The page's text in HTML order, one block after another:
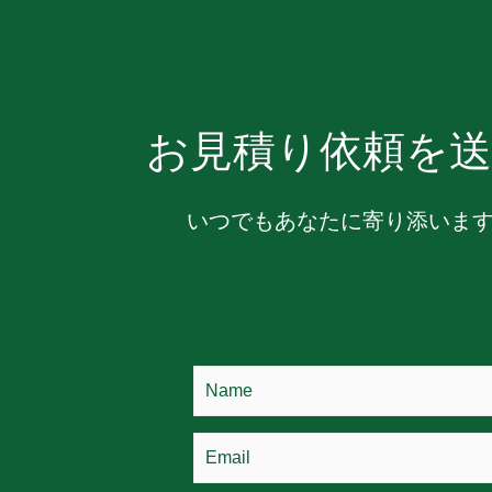
お見積り依頼を
いつでもあなたに寄り添いま